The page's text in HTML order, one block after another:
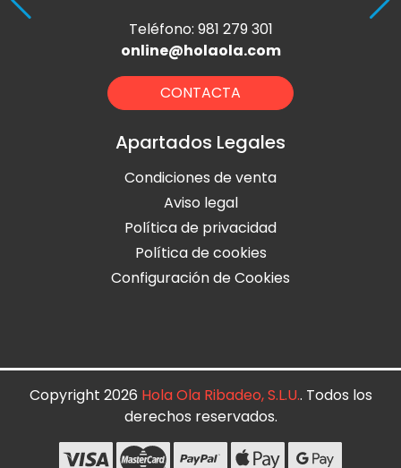
Teléfono: 981 279 301
online@holaola.com
CONTACTA
Apartados Legales
Condiciones de venta
Aviso legal
Política de privacidad
Política de cookies
Configuración de Cookies
Copyright 2026 Hola Ola Ribadeo, S.L.U.. Todos los
derechos reservados.